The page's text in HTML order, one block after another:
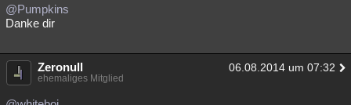
Spiritualität
weitere Rubriken
Philosophie Träume
@Pumpkins
Danke dir
Zeronull 06.08.2014 um 07:32
ehemaliges Mitglied